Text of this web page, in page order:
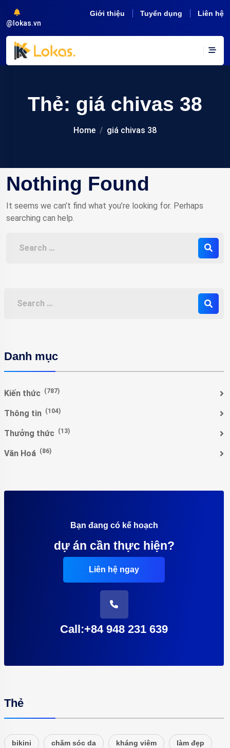
@lokas.vn
Giới thiệu Tuyển dụng Liên hệ
Thẻ: giá chivas 38
Home giá chivas 38
Nothing Found
It seems we can’t find what you’re looking for. Perhaps
searching can help.
Danh mục
Kiến thức (787)
Thông tin (104)
Thưởng thức (13)
Văn Hoá (86)
Bạn đang có kế hoạch
dự án cần thực hiện?
Liên hệ ngay
Call:+84 948 231 639
Thẻ
bikini chăm sóc da kháng viêm làm đẹp